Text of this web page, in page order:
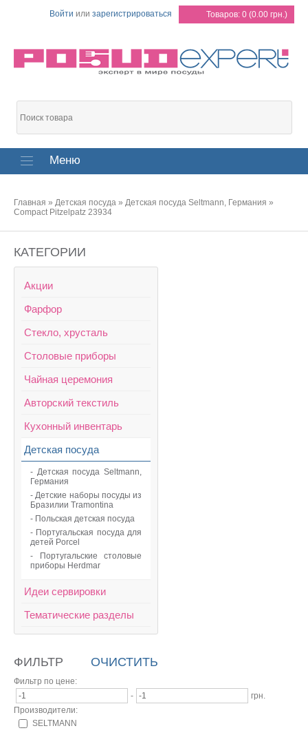
Товаров: 0 (0.00 грн.)
Войти или зарегистрироваться
Меню
Главная » Детская посуда » Детская посуда Seltmann, Германия »
Compact Pitzelpatz 23934
КАТЕГОРИИ
Акции
Фарфор
Стекло, хрусталь
Столовые приборы
Чайная церемония
Авторский текстиль
Кухонный инвентарь
Детская посуда
- Детская посуда Seltmann,
Германия
- Детские наборы посуды из
Бразилии Tramontina
- Польcкая детская посуда
- Португальская посуда для
детей Porcel
- Португальские столовые
приборы Herdmar
Идеи сервировки
Тематические разделы
ФИЛЬТР ОЧИСТИТЬ
Фильтр по цене:
-
грн.
Производители:
SELTMANN